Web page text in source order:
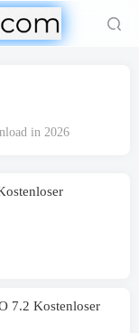
in 2026
7.2 Kostenloser